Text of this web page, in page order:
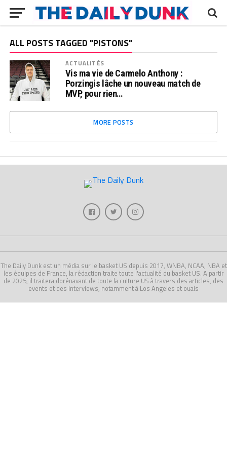
ALL POSTS TAGGED "PISTONS"
ACTUALITÉS
Vis ma vie de Carmelo Anthony :
Porzingis lâche un nouveau match de
MVP, pour rien…
MORE POSTS
The Daily Dunk est un média sur le basket US depuis 2017, WNBA, NCAA, NBA et
les équipes de France, la rédaction traite toute l'actualité du basket US. A partir
de 2025, il traitera dorénavant de toute la culture US à travers des articles, des
events et des interviews, notamment à Los Angeles et ouais